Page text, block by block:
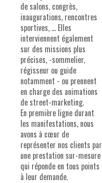
de salons, congrès,
inaugurations, rencontres
sportives, ... Elles
interviennent également
sur des missions plus
précises, -sommelier,
régisseur ou guide
notamment - ou prennent
en charge des animations
de street-marketing.
En première ligne durant
les manifestations, nous
avons à cœur de
représenter nos clients par
une prestation sur-mesure
qui réponde en tous points
à leur demande.